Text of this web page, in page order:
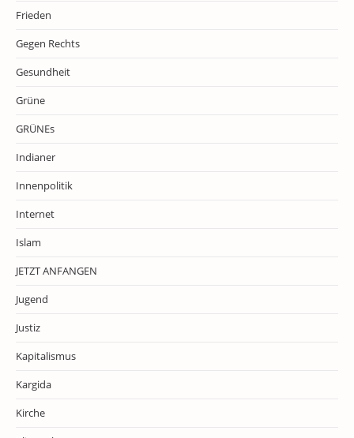
Frieden
Gegen Rechts
Gesundheit
Grüne
GRÜNEs
Indianer
Innenpolitik
Internet
Islam
JETZT ANFANGEN
Jugend
Justiz
Kapitalismus
Kargida
Kirche